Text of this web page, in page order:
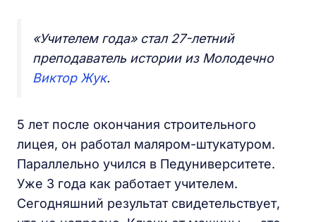
«Учителем года» стал 27-летний
преподаватель истории из Молодечно
Виктор Жук.
5 лет после окончания строительного
лицея, он работал маляром-штукатуром.
Параллельно учился в Педуниверситете.
Уже 3 года как работает учителем.
Сегодняшний результат свидетельствует,